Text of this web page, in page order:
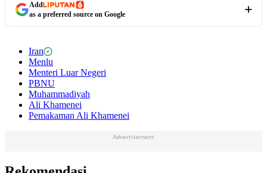
Add
as a preferred source on Google
Iran
Menlu
Menteri Luar Negeri
PBNU
Muhammadiyah
Ali Khamenei
Pemakaman Ali Khamenei
Advertisement